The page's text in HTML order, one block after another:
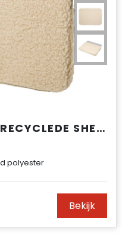
BEAR 13 INCH GRS GERECYCLEDE SHERPA LAPTOPHOES 2 L
polyester
Bekijk